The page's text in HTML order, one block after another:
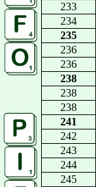
233
234
235
236
236
238
238
238
241
242
243
244
245